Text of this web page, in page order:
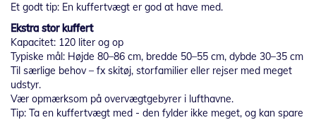
Et godt tip: En kuffertvægt er god at have med.
Ekstra stor kuffert
Kapacitet: 120 liter og op
Typiske mål: Højde 80–86 cm, bredde 50–55 cm, dybde 30–35 cm
Til særlige behov – fx skitøj, storfamilier eller rejser med meget
udstyr.
Vær opmærksom på overvægtgebyrer i lufthavne.
Tip: Ta en kuffertvægt med - den fylder ikke meget, og kan spare